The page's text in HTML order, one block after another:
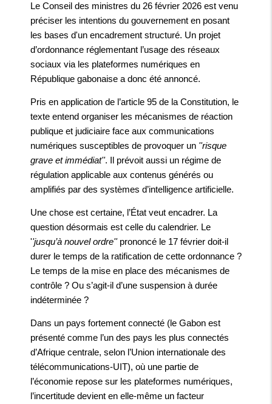
Le Conseil des ministres du 26 février 2026 est venu
préciser les intentions du gouvernement en posant
les bases d'un encadrement structuré. Un projet
d’ordonnance réglementant l’usage des réseaux
sociaux via les plateformes numériques en
République gabonaise a donc été annoncé.
Pris en application de l’article 95 de la Constitution, le
texte entend organiser les mécanismes de réaction
publique et judiciaire face aux communications
numériques susceptibles de provoquer un ''risque
grave et immédiat''. Il prévoit aussi un régime de
régulation applicable aux contenus générés ou
amplifiés par des systèmes d’intelligence artificielle.
Une chose est certaine, l’État veut encadrer. La
question désormais est celle du calendrier. Le
''jusqu’à nouvel ordre''prononcé le 17 février doit-il
durer le temps de la ratification de cette ordonnance ?
Le temps de la mise en place des mécanismes de
contrôle ? Ou s’agit-il d’une suspension à durée
indéterminée ?
Dans un pays fortement connecté (le Gabon est
présenté comme l’un des pays les plus connectés
d’Afrique centrale, selon l’Union internationale des
télécommunications-UIT), où une partie de
l’économie repose sur les plateformes numériques,
l’incertitude devient en elle-même un facteur